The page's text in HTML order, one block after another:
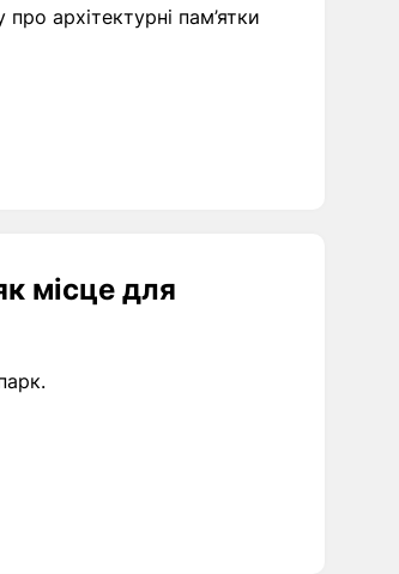
архітектурні пам’ятки
місце для